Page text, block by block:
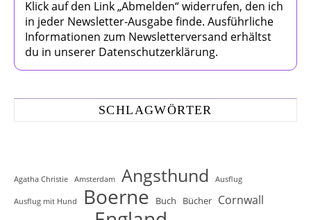
Klick auf den Link „Abmelden“ widerrufen, den ich
in jeder Newsletter-Ausgabe finde. Ausführliche
Informationen zum Newsletterversand erhältst
du in unserer Datenschutzerklärung.
SCHLAGWÖRTER
Agatha Christie Amsterdam Angsthund Ausflug
Ausflug mit Hund Boerne Buch Bücher Cornwall